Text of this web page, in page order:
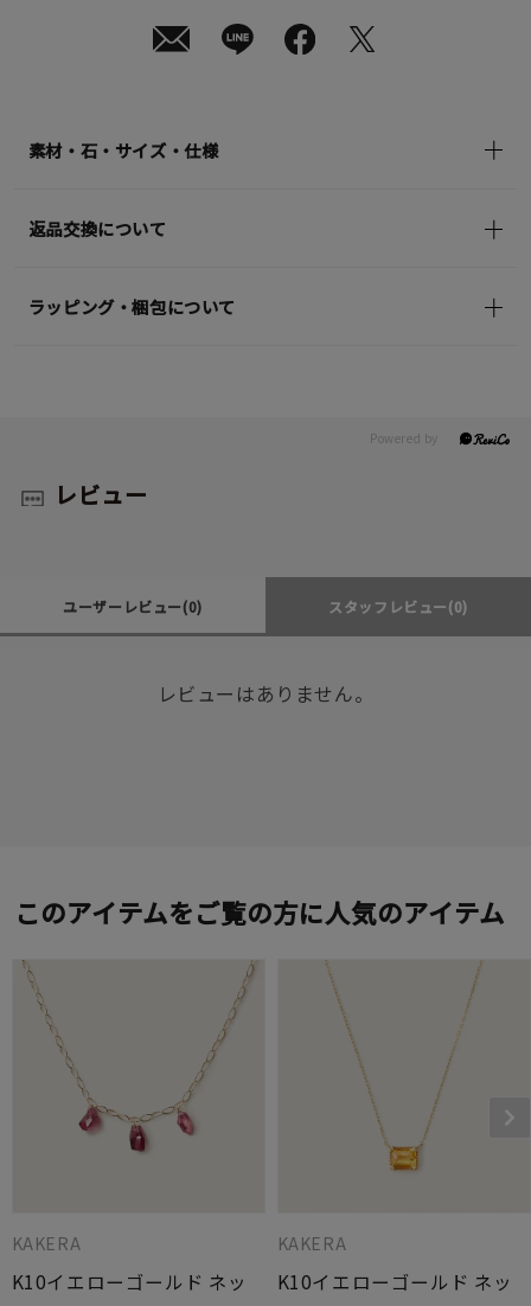
素材・石・サイズ・仕様
返品交換について
ラッピング・梱包について
レビュー
ユーザーレビュー(0) スタッフレビュー(0)
レビューはありません。
このアイテムをご覧の方に人気のアイテム
KAKERA
K10イエローゴールド ネッ
KAKERA
K10イエローゴールド ネッ